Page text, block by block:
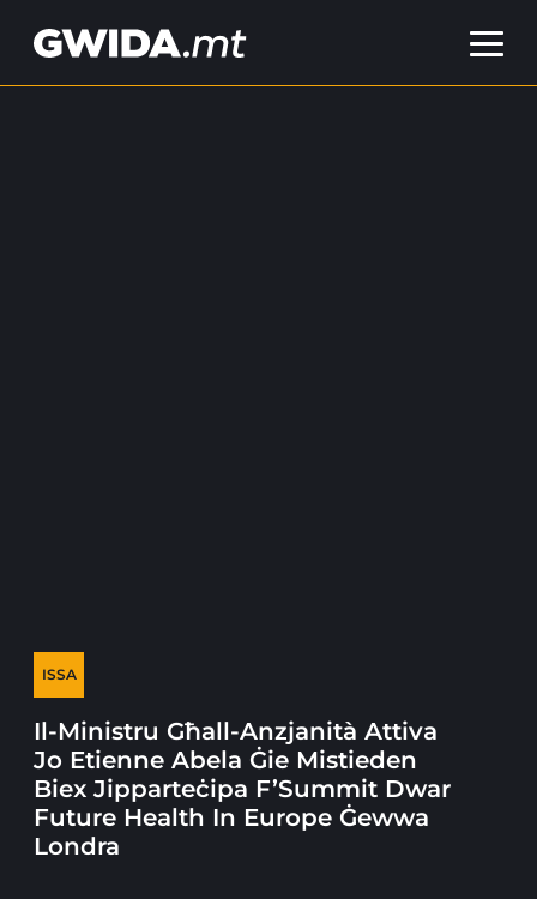
ISSA
Il-Ministru Għall-Anzjanità Attiva
Jo Etienne Abela Ġie Mistieden
Biex Jipparteċipa F’Summit Dwar
Future Health In Europe Ġewwa
Londra